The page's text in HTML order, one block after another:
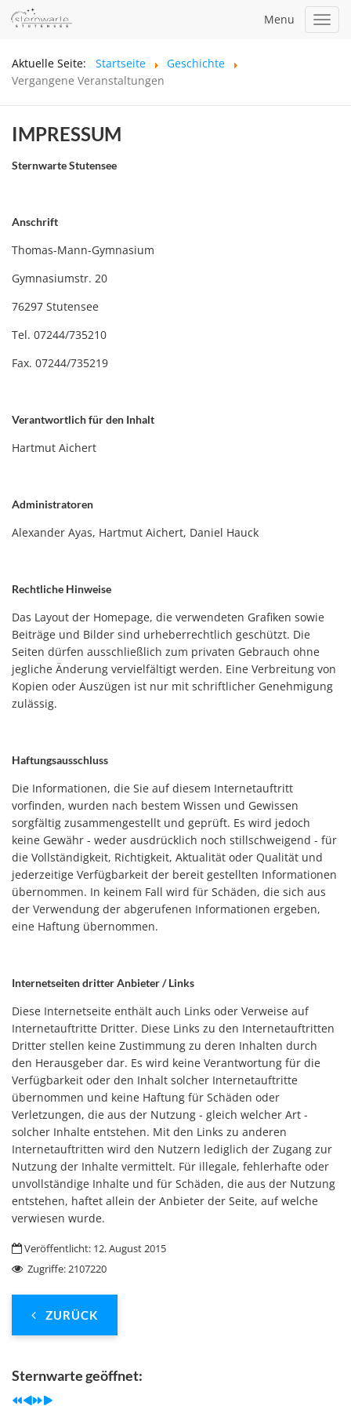
Menu
Aktuelle Seite:
Startseite
Geschichte
Vergangene Veranstaltungen
IMPRESSUM
Sternwarte Stutensee
Anschrift
Thomas-Mann-Gymnasium
Gymnasiumstr. 20
76297 Stutensee
Tel. 07244/735210
Fax. 07244/735219
Verantwortlich für den Inhalt
Hartmut Aichert
Administratoren
Alexander Ayas, Hartmut Aichert, Daniel Hauck
Rechtliche Hinweise
Das Layout der Homepage, die verwendeten Grafiken sowie
Beiträge und Bilder sind urheberrechtlich geschützt. Die
Seiten dürfen ausschließlich zum privaten Gebrauch ohne
jegliche Änderung vervielfältigt werden. Eine Verbreitung von
Kopien oder Auszügen ist nur mit schriftlicher Genehmigung
zulässig.
Haftungsausschluss
Die Informationen, die Sie auf diesem Internetauftritt
vorfinden, wurden nach bestem Wissen und Gewissen
sorgfältig zusammengestellt und geprüft. Es wird jedoch
keine Gewähr - weder ausdrücklich noch stillschweigend - für
die Vollständigkeit, Richtigkeit, Aktualität oder Qualität und
jederzeitige Verfügbarkeit der bereit gestellten Informationen
übernommen. In keinem Fall wird für Schäden, die sich aus
der Verwendung der abgerufenen Informationen ergeben,
eine Haftung übernommen.
Internetseiten dritter Anbieter / Links
Diese Internetseite enthält auch Links oder Verweise auf
Internetauftritte Dritter. Diese Links zu den Internetauftritten
Dritter stellen keine Zustimmung zu deren Inhalten durch
den Herausgeber dar. Es wird keine Verantwortung für die
Verfügbarkeit oder den Inhalt solcher Internetauftritte
übernommen und keine Haftung für Schäden oder
Verletzungen, die aus der Nutzung - gleich welcher Art -
solcher Inhalte entstehen. Mit den Links zu anderen
Internetauftritten wird den Nutzern lediglich der Zugang zur
Nutzung der Inhalte vermittelt. Für illegale, fehlerhafte oder
unvollständige Inhalte und für Schäden, die aus der Nutzung
entstehen, haftet allein der Anbieter der Seite, auf welche
verwiesen wurde.
Veröffentlicht: 12. August 2015
Zugriffe: 2107220
ZURÜCK
Sternwarte geöffnet:
Year
Month